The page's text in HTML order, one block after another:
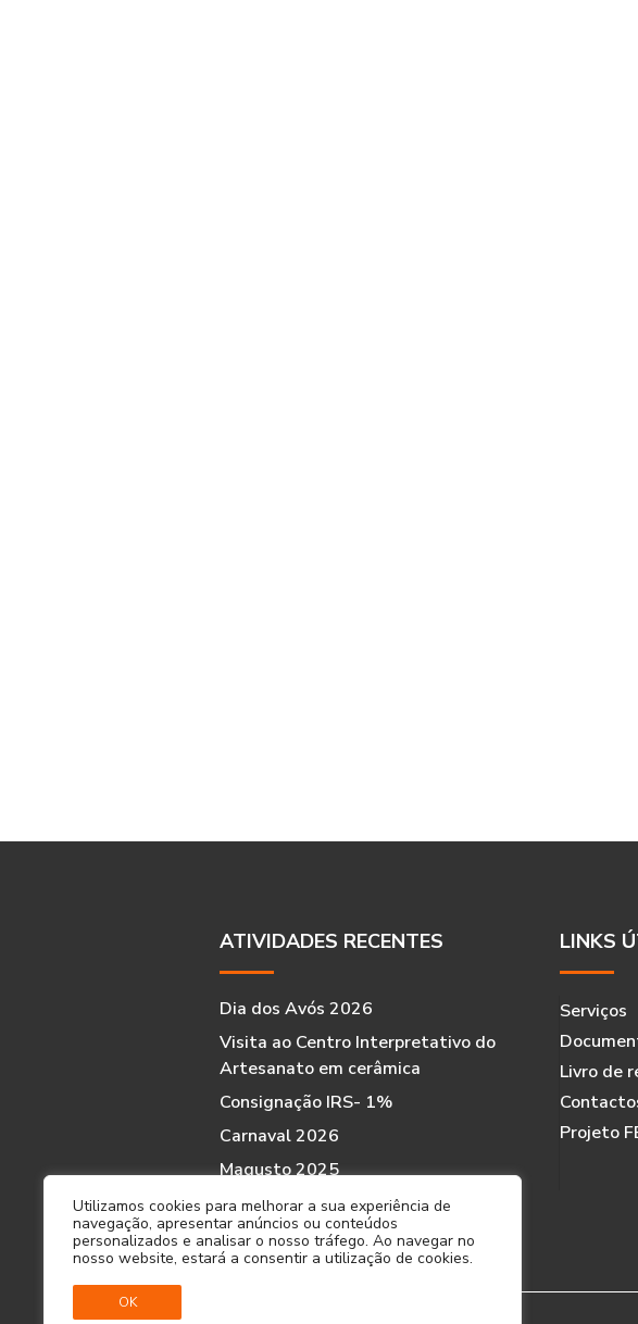
Utilizamos cookies para melhorar a sua experiência de
navegação, apresentar anúncios ou conteúdos
personalizados e analisar o nosso tráfego. Ao navegar no
nosso website, estará a consentir a utilização de cookies.
OK
ATIVIDADES RECENTES
Dia dos Avós 2026
Visita ao Centro Interpretativo do
Artesanato em cerâmica
Consignação IRS- 1%
Carnaval 2026
Magusto 2025
LINKS
Serviços
Livro de
Projeto